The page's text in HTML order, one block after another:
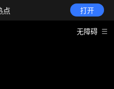
点 打开
无障碍